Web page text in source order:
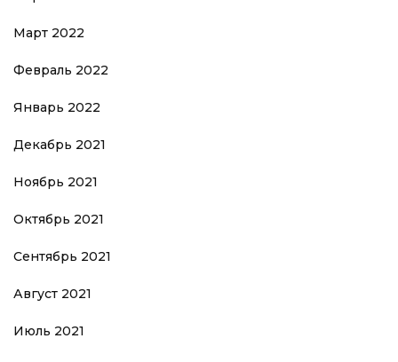
Март 2022
Февраль 2022
Январь 2022
Декабрь 2021
Ноябрь 2021
Октябрь 2021
Сентябрь 2021
Август 2021
Июль 2021